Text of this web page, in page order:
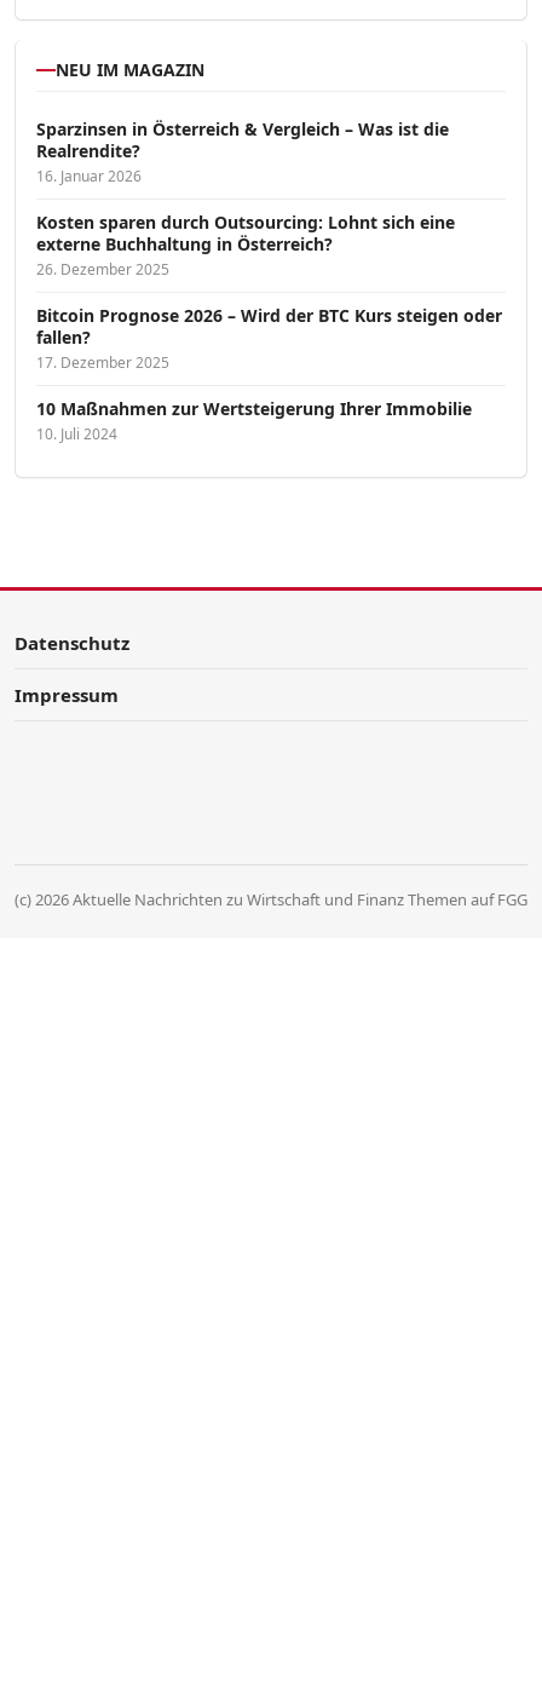
NEU IM MAGAZIN
Sparzinsen in Österreich & Vergleich – Was ist die
Realrendite?
16. Januar 2026
Kosten sparen durch Outsourcing: Lohnt sich eine
externe Buchhaltung in Österreich?
26. Dezember 2025
Bitcoin Prognose 2026 – Wird der BTC Kurs steigen oder
fallen?
17. Dezember 2025
10 Maßnahmen zur Wertsteigerung Ihrer Immobilie
10. Juli 2024
Datenschutz
Impressum
(c) 2026 Aktuelle Nachrichten zu Wirtschaft und Finanz Themen auf FGG